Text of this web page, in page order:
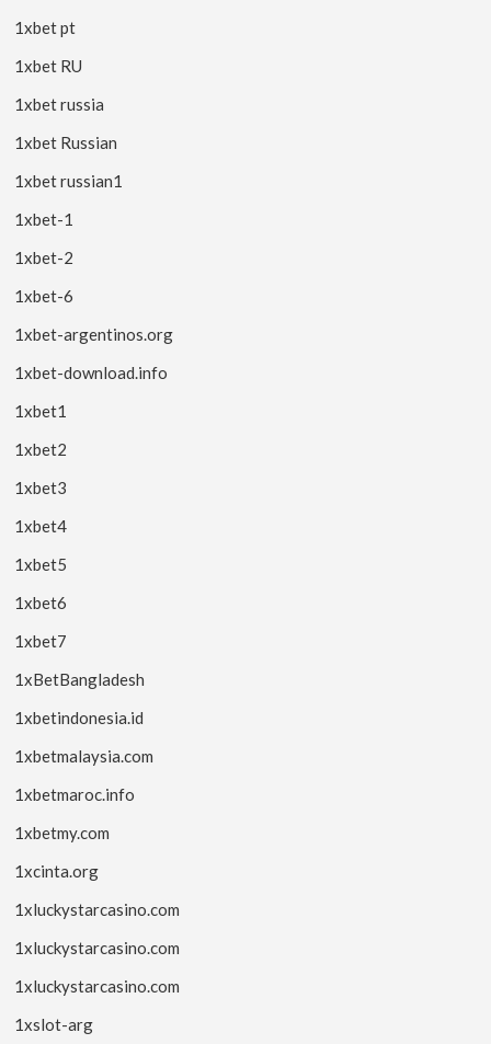
1xbet pt
1xbet RU
1xbet russia
1xbet Russian
1xbet russian1
1xbet-1
1xbet-2
1xbet-6
1xbet-argentinos.org
1xbet-download.info
1xbet1
1xbet2
1xbet3
1xbet4
1xbet5
1xbet6
1xbet7
1xBetBangladesh
1xbetindonesia.id
1xbetmalaysia.com
1xbetmaroc.info
1xbetmy.com
1xcinta.org
1xluckystarcasino.com
1xluckystarcasino.com
1xluckystarcasino.com
1xslot-arg